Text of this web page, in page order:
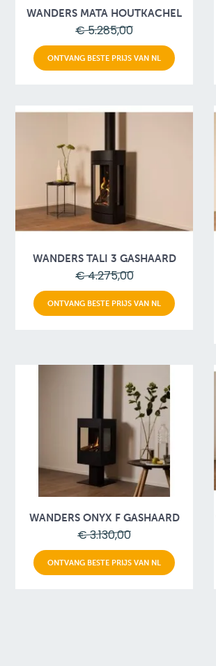
WANDERS MATA HOUTKACHEL
€ 5.285,00
ONTVANG BESTE PRIJS VAN NL
WANDERS TALI 3 GASHAARD
€ 4.275,00
ONTVANG BESTE PRIJS VAN NL
WANDERS ONYX F GASHAARD
€ 3.130,00
ONTVANG BESTE PRIJS VAN NL